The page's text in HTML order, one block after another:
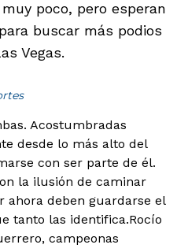
poco, pero esperan
buscar más podios
Vegas.
Acostumbradas
desde lo más alto del
con ser parte de él.
la ilusión de caminar
ahora deben guardarse el
tanto las identifica.Rocío
campeonas